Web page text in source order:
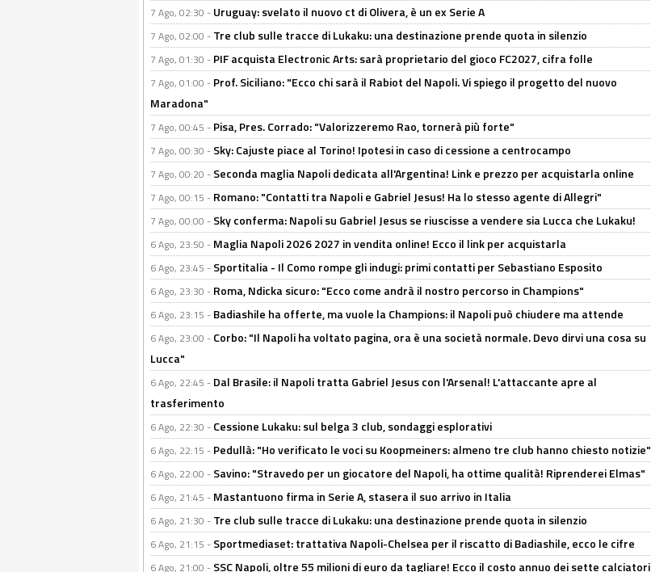
7 Ago, 02:30 - Uruguay: svelato il nuovo ct di Olivera, è un ex Serie A
7 Ago, 02:00 - Tre club sulle tracce di Lukaku: una destinazione prende quota in silenzio
7 Ago, 01:30 - PIF acquista Electronic Arts: sarà proprietario del gioco FC2027, cifra folle
7 Ago, 01:00 - Prof. Siciliano: "Ecco chi sarà il Rabiot del Napoli. Vi spiego il progetto del nuovo
Maradona"
7 Ago, 00:45 - Pisa, Pres. Corrado: "Valorizzeremo Rao, tornerà più forte"
7 Ago, 00:30 - Sky: Cajuste piace al Torino! Ipotesi in caso di cessione a centrocampo
7 Ago, 00:20 - Seconda maglia Napoli dedicata all'Argentina! Link e prezzo per acquistarla online
7 Ago, 00:15 - Romano: "Contatti tra Napoli e Gabriel Jesus! Ha lo stesso agente di Allegri"
7 Ago, 00:00 - Sky conferma: Napoli su Gabriel Jesus se riuscisse a vendere sia Lucca che Lukaku!
6 Ago, 23:50 - Maglia Napoli 2026 2027 in vendita online! Ecco il link per acquistarla
6 Ago, 23:45 - Sportitalia - Il Como rompe gli indugi: primi contatti per Sebastiano Esposito
6 Ago, 23:30 - Roma, Ndicka sicuro: "Ecco come andrà il nostro percorso in Champions"
6 Ago, 23:15 - Badiashile ha offerte, ma vuole la Champions: il Napoli può chiudere ma attende
6 Ago, 23:00 - Corbo: "Il Napoli ha voltato pagina, ora è una società normale. Devo dirvi una cosa su
Lucca"
6 Ago, 22:45 - Dal Brasile: il Napoli tratta Gabriel Jesus con l'Arsenal! L'attaccante apre al
trasferimento
6 Ago, 22:30 - Cessione Lukaku: sul belga 3 club, sondaggi esplorativi
6 Ago, 22:15 - Pedullà: "Ho verificato le voci su Koopmeiners: almeno tre club hanno chiesto notizie"
6 Ago, 22:00 - Savino: "Stravedo per un giocatore del Napoli, ha ottime qualità! Riprenderei Elmas"
6 Ago, 21:45 - Mastantuono firma in Serie A, stasera il suo arrivo in Italia
6 Ago, 21:30 - Tre club sulle tracce di Lukaku: una destinazione prende quota in silenzio
6 Ago, 21:15 - Sportmediaset: trattativa Napoli-Chelsea per il riscatto di Badiashile, ecco le cifre
6 Ago, 21:00 - SSC Napoli, oltre 55 milioni di euro da tagliare! Ecco il costo annuo dei sette calciatori